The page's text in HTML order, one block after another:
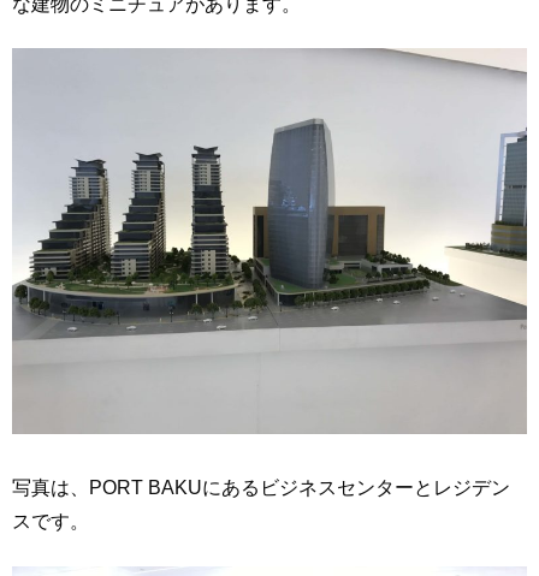
写真は、PORT BAKUにあるビジネスセンターとレジデン
スです。